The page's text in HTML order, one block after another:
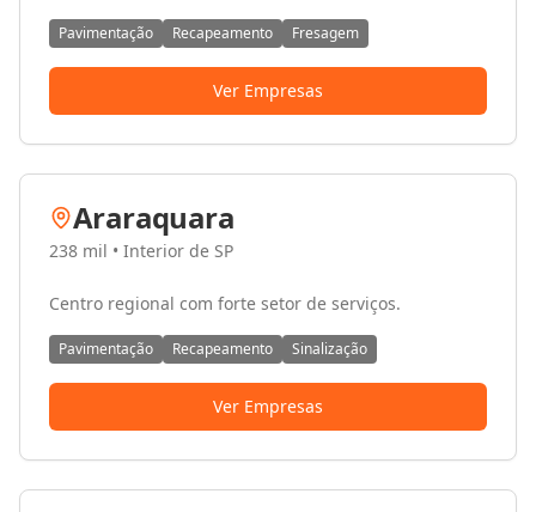
Pavimentação Recapeamento Fresagem
Ver Empresas
Araraquara
238 mil • Interior de SP
Centro regional com forte setor de serviços.
Pavimentação Recapeamento Sinalização
Ver Empresas